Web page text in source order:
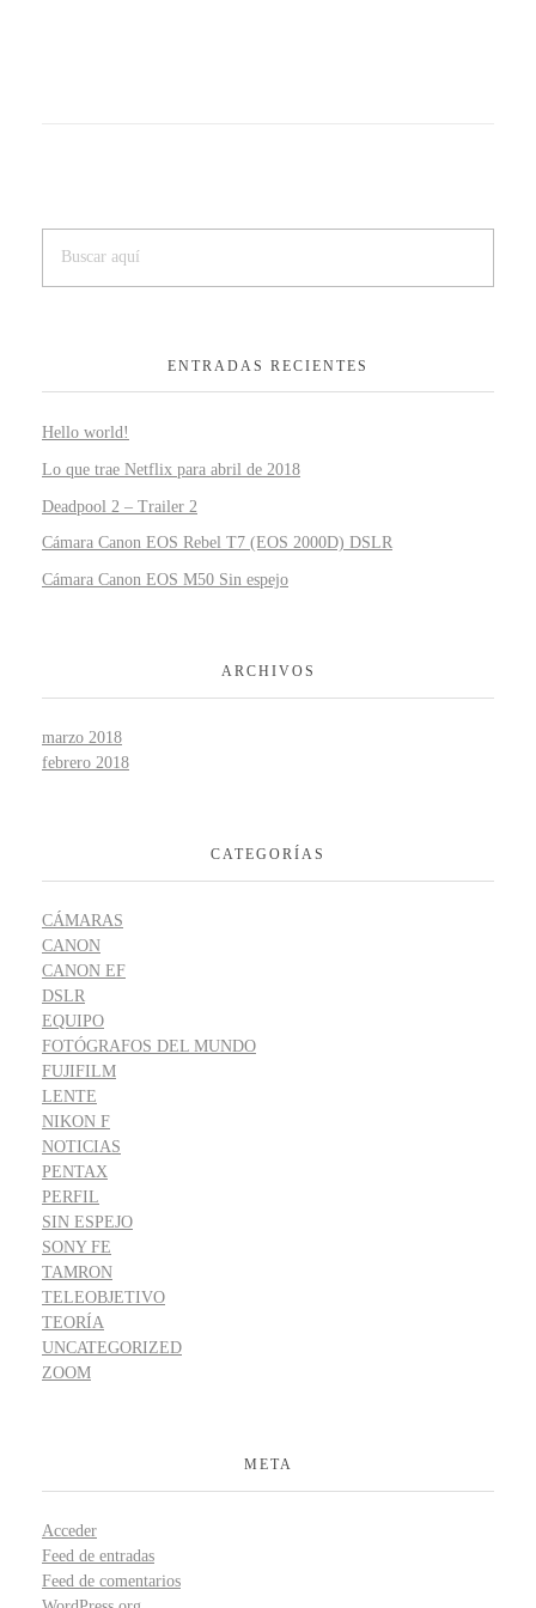
ENTRADAS RECIENTES
Hello world!
Lo que trae Netflix para abril de 2018
Deadpool 2 – Trailer 2
Cámara Canon EOS Rebel T7 (EOS 2000D) DSLR
Cámara Canon EOS M50 Sin espejo
ARCHIVOS
marzo 2018
febrero 2018
CATEGORÍAS
CÁMARAS
CANON
CANON EF
DSLR
EQUIPO
FOTÓGRAFOS DEL MUNDO
FUJIFILM
LENTE
NIKON F
NOTICIAS
PENTAX
PERFIL
SIN ESPEJO
SONY FE
TAMRON
TELEOBJETIVO
TEORÍA
UNCATEGORIZED
ZOOM
META
Acceder
Feed de entradas
Feed de comentarios